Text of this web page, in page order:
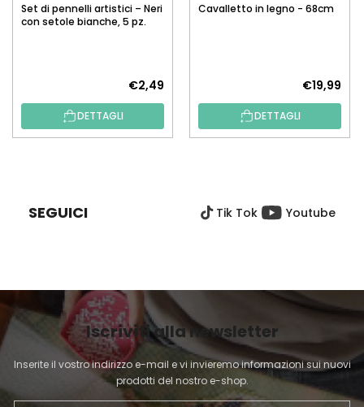
Set di pennelli artistici – Neri
con setole bianche, 5 pz.
€2,49
DETTAGLI
Cavalletto in legno - 68cm
€19,99
DETTAGLI
G
N
A
SEGUICI Tik Tok Youtube
Iscriviti alla newsletter
Inserite il vostro indirizzo e-mail e vi invieremo informazioni sui nuovi
prodotti del nostro e-shop.